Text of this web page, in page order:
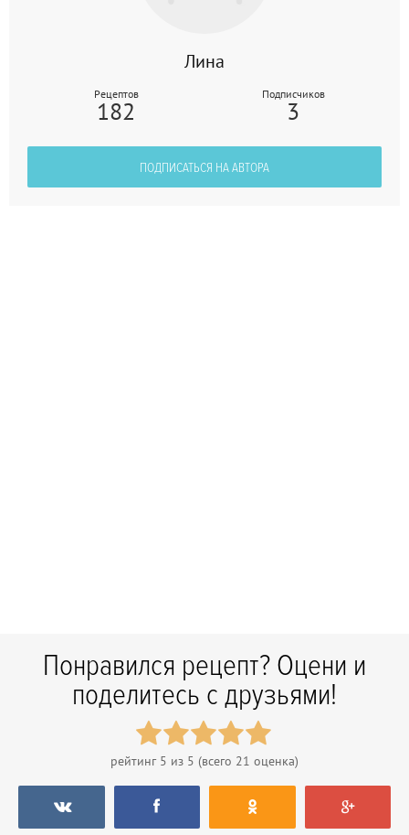
Лина
Рецептов
182
Подписчиков
3
ПОДПИСАТЬСЯ НА АВТОРА
Понравился рецепт? Оцени и
поделитесь с друзьями!
рейтинг 5 из 5 (всего 21 оценка)